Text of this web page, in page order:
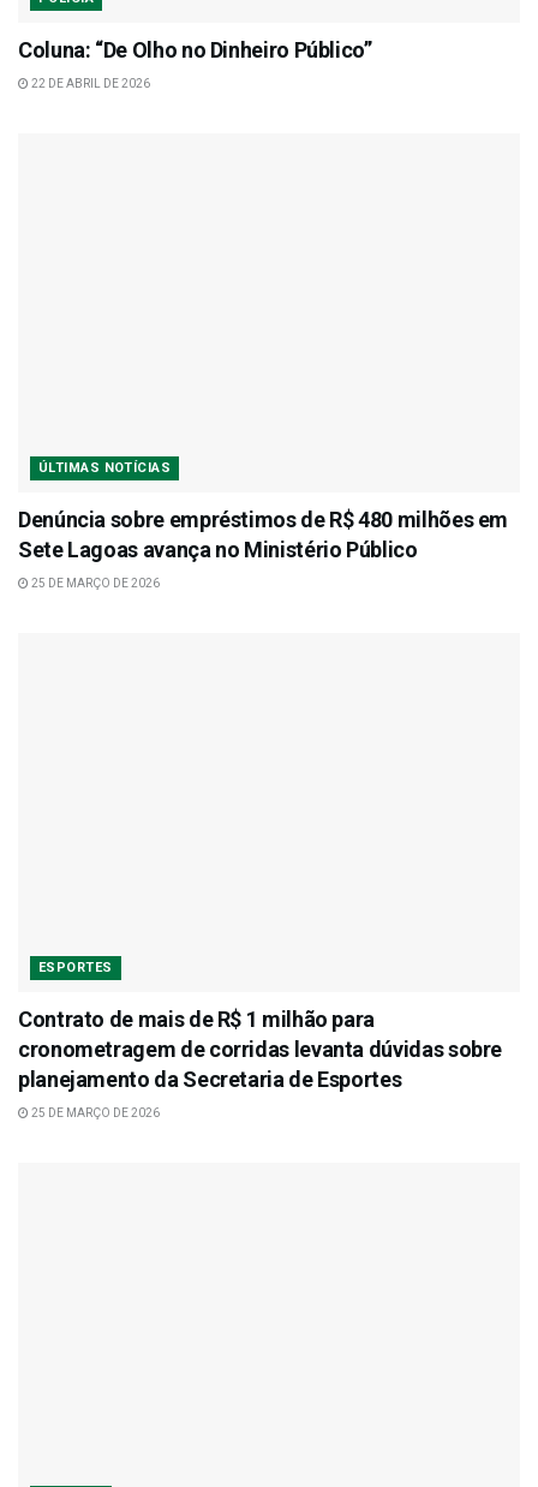
Coluna: “De Olho no Dinheiro Público”
22 DE ABRIL DE 2026
ÚLTIMAS NOTÍCIAS
Denúncia sobre empréstimos de R$ 480 milhões em
Sete Lagoas avança no Ministério Público
25 DE MARÇO DE 2026
ESPORTES
Contrato de mais de R$ 1 milhão para
cronometragem de corridas levanta dúvidas sobre
planejamento da Secretaria de Esportes
25 DE MARÇO DE 2026